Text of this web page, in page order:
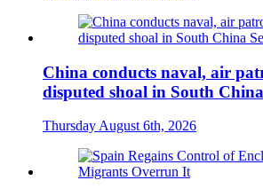
China conducts naval, air
disputed shoal in South
Thursday August 6th, 2026